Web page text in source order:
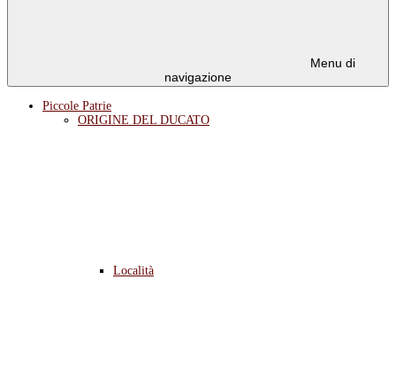
Menu di
navigazione
Piccole Patrie
ORIGINE DEL DUCATO
Località